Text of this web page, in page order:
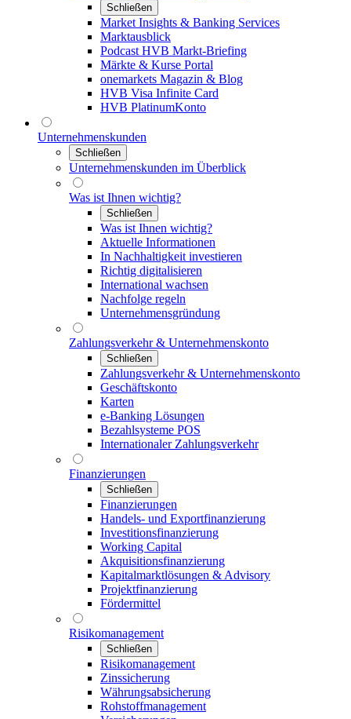
Schließen
Market Insights & Banking Services
Marktausblick
Podcast HVB Markt-Briefing
Märkte & Kurse Portal
onemarkets Magazin & Blog
HVB Visa Infinite Card
HVB PlatinumKonto
Unternehmenskunden
Schließen
Unternehmenskunden im Überblick
Was ist Ihnen wichtig?
Schließen
Was ist Ihnen wichtig?
Aktuelle Informationen
In Nachhaltigkeit investieren
Richtig digitalisieren
International wachsen
Nachfolge regeln
Unternehmensgründung
Zahlungsverkehr & Unternehmenskonto
Schließen
Zahlungsverkehr & Unternehmenskonto
Geschäftskonto
Karten
e-Banking Lösungen
Bezahlsysteme POS
Internationaler Zahlungsverkehr
Finanzierungen
Schließen
Finanzierungen
Handels- und Exportfinanzierung
Investitionsfinanzierung
Working Capital
Akquisitionsfinanzierung
Kapitalmarktlösungen & Advisory
Projektfinanzierung
Fördermittel
Risikomanagement
Schließen
Risikomanagement
Zinssicherung
Währungsabsicherung
Rohstoffmanagement